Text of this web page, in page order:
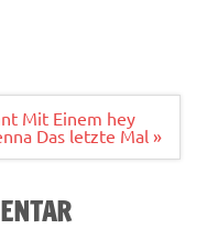
Mit Einem hey
Das letzte Mal »